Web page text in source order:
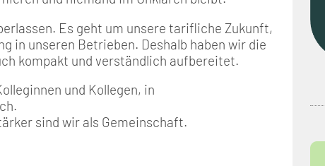
Es geht um unsere tarifliche Zukunft,
in unseren Betrieben. Deshalb haben wir die
kompakt und verständlich aufbereitet.
und Kollegen, in
sind wir als Gemeinschaft.